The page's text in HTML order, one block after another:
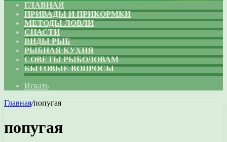
ГЛАВНАЯ
ПРИВАДЫ И ПРИКОРМКИ
МЕТОДЫ ЛОВЛИ
СНАСТИ
ВИДЫ РЫБ
РЫБНАЯ КУХНЯ
СОВЕТЫ РЫБОЛОВАМ
БЫТОВЫЕ ВОПРОСЫ
Искать
Главная/попугая
попугая